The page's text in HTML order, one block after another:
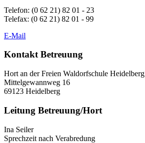
Telefon: (0 62 21) 82 01 - 23
Telefax: (0 62 21) 82 01 - 99
E-Mail
Kontakt Betreuung
Hort an der Freien Waldorfschule Heidelberg
Mittelgewannweg 16
69123 Heidelberg
Leitung Betreuung/Hort
Ina Seiler
Sprechzeit nach Verabredung